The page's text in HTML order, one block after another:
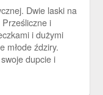
Dwie laski na
i
i dużymi
młode ździry.
dupcie i